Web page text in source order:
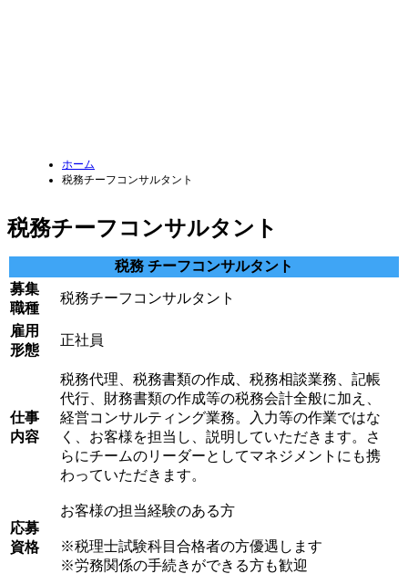
ホーム
税務チーフコンサルタント
税務チーフコンサルタント
税務 チーフコンサルタント
募集
職種
税務チーフコンサルタント
雇用
形態
正社員
仕事
内容
税務代理、税務書類の作成、税務相談業務、記帳
代行、財務書類の作成等の税務会計全般に加え、
経営コンサルティング業務。入力等の作業ではな
く、お客様を担当し、説明していただきます。さ
らにチームのリーダーとしてマネジメントにも携
わっていただきます。
応募
資格
お客様の担当経験のある方
※税理士試験科目合格者の方優遇します
※労務関係の手続きができる方も歓迎